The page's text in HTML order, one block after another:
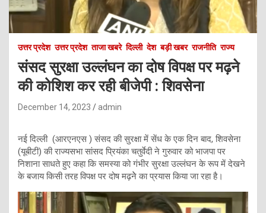
उत्तर प्रदेश उत्तर प्रदेश ताजा खबरे दिल्ली देश बड़ी खबर राजनीति राज्य
संसद सुरक्षा उल्लंघन का दोष विपक्ष पर मढ़ने
की कोशिश कर रही बीजेपी : शिवसेना
December 14, 2023 admin
नई दिल्ली (आरएनएस ) संसद की सुरक्षा में सेंध के एक दिन बाद, शिवसेना
(यूबीटी) की राज्यसभा सांसद प्रियंका चतुर्वेदी ने गुरुवार को भाजपा पर
निशाना साधते हुए कहा कि समस्या को गंभीर सुरक्षा उल्लंघन के रूप में देखने
के बजाय किसी तरह विपक्ष पर दोष मढ़नेे का प्रयास किया जा रहा है।